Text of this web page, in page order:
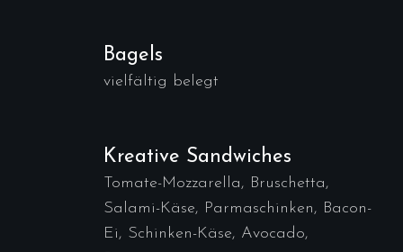
Bagels
vielfältig belegt
Kreative Sandwiches
Tomate-Mozzarella, Bruschetta,
Salami-Käse, Parmaschinken, Bacon-
Ei, Schinken-Käse, Avocado,